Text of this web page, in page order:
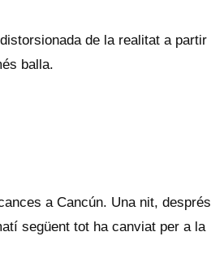
de la realitat a partir
balla.
a Cancún. Una nit, després
següent tot ha canviat per a la